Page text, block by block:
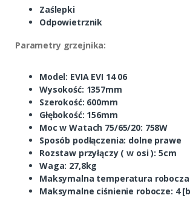
Zaślepki
Odpowietrznik
Parametry grzejnika:
Model: EVIA EVI 14 06
Wysokość: 1357mm
Szerokość: 600mm
Głębokość: 156mm
Moc w Watach 75/65/20: 758W
Sposób podłączenia: dolne prawe
Rozstaw przyłączy ( w osi ): 5cm
Waga: 27,8kg
Maksymalna temperatura robocza:
Maksymalne ciśnienie robocze: 4